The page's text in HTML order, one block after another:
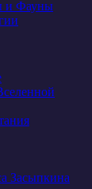
Фауны
Засыпкина